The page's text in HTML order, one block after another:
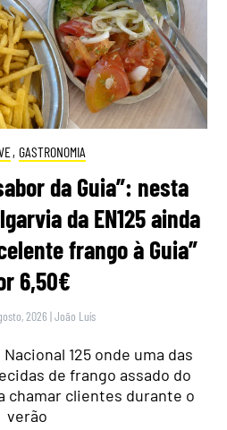
, GASTRONOMIA
da Guia”: nesta
da EN125 ainda
frango à Guia”
6,50€
2026 |João Luís
125 onde uma das
de frango assado do
chamar clientes durante o
verão